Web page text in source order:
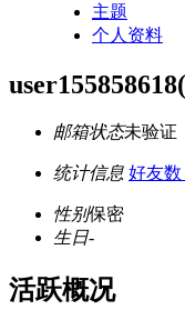
主题
个人资料
user155858618
邮箱状态未验证
统计信息 好友数
性别保密
生日-
活跃概况